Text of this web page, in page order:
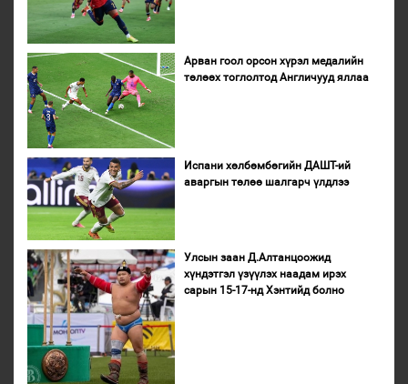
Арван гоол орсон хүрэл медалийн
төлөөх тоглолтод Англичууд яллаа
Испани хөлбөмбөгийн ДАШТ-ий
аваргын төлөө шалгарч үлдлээ
Улсын заан Д.Алтанцоожид
хүндэтгэл үзүүлэх наадам ирэх
сарын 15-17-нд Хэнтийд болно